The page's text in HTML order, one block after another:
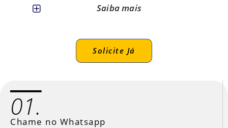
Saiba mais
Solicite Já
01.
Chame no Whatsapp